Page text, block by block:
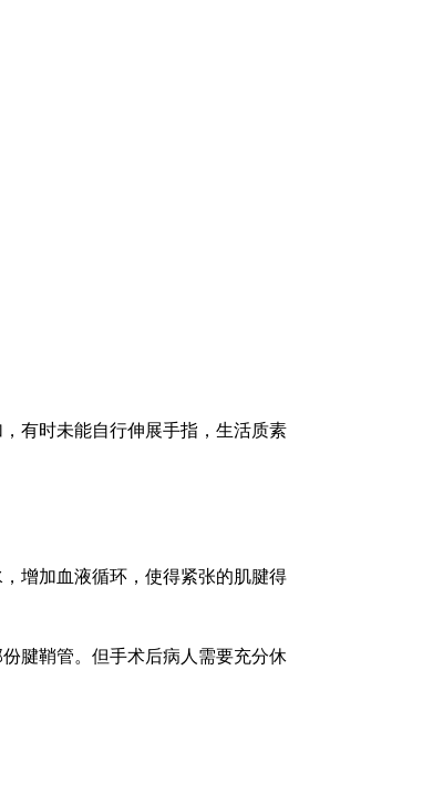
有时未能自行伸展手指，生活质素
增加血液循环，使得紧张的肌腱得
腱鞘管。但手术后病人需要充分休